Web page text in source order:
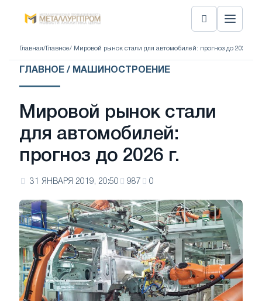
Главная/ Главное/ Мировой рынок стали для автомобилей: прогноз до 2026 г.
ГЛАВНОЕ / МАШИНОСТРОЕНИЕ
Мировой рынок стали
для автомобилей:
прогноз до 2026 г.
31 ЯНВАРЯ 2019, 20:50 987 0